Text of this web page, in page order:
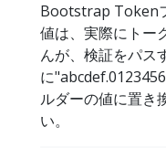
Bootstrap Token
値は、実際にトー
んが、検証をパス
に
ルダーの値に置き
い。